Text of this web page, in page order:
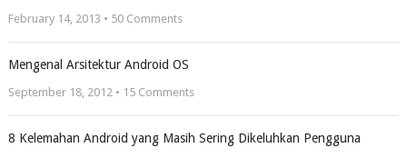
February 14, 2013 • 50Comments
Mengenal Arsitektur Android OS
September 18, 2012 • 15Comments
8 Kelemahan Android yang Masih Sering Dikeluhkan Pengguna